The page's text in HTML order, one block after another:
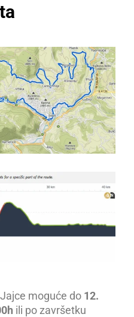
moguće do 12.
ili po završetku